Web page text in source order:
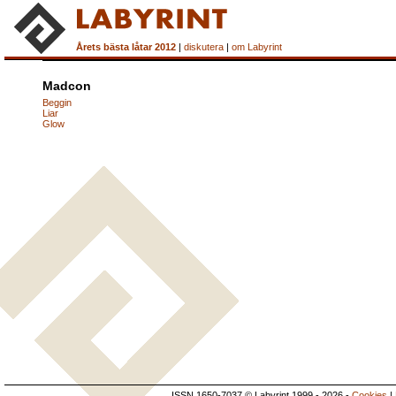
Årets bästa låtar 2012 | diskutera | om Labyrint
Madcon
Beggin
Liar
Glow